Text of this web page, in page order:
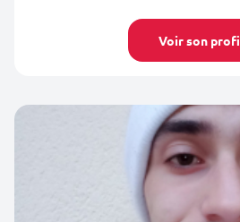
Voir son